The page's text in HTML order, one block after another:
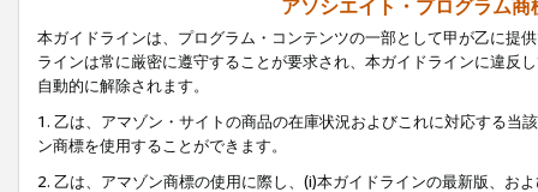
アソシエイト・プログラム
本ガイドラインは、プログラム・コンテンツの一部として甲が乙に提
ラインは常に厳密に遵守することが要求され、本ガイドラインに違反
自動的に解除されます。
1. 乙は、アマゾン・サイトの商品の在庫状況およびこれに対応する
ン商標を使用することができます。
2. 乙は、アマゾン商標の使用に際し、(i)本ガイドラインの最新版、お